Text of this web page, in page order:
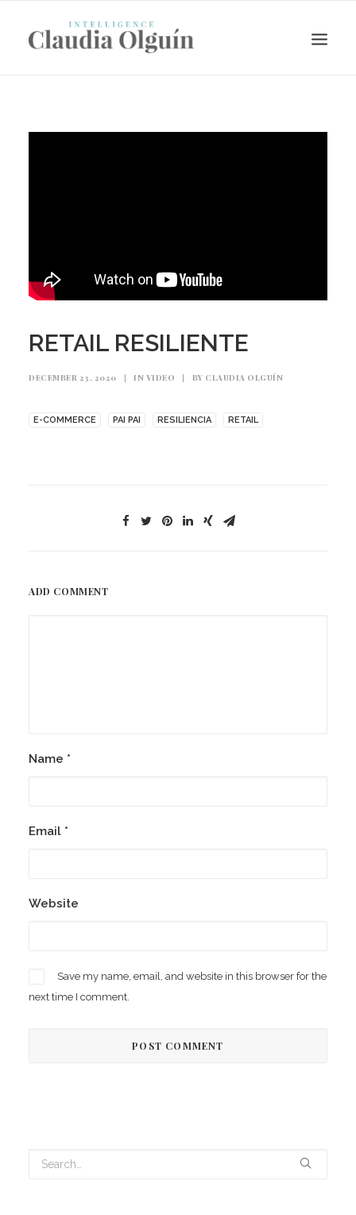
Search
RETAIL RESILIENTE
DECEMBER 23, 2020 | IN VIDEO | BY CLAUDIA OLGUÍN
E-COMMERCE PAI PAI RESILIENCIA RETAIL
ADD COMMENT
Name *
Email *
Website
Save my name, email, and website in this browser for the
next time I comment.